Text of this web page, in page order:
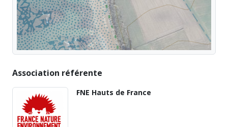
Association référente
FNE Hauts de France